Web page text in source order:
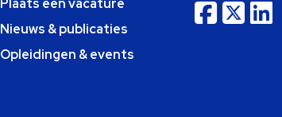
Plaats een vacature
Nieuws & publicaties
Opleidingen & events